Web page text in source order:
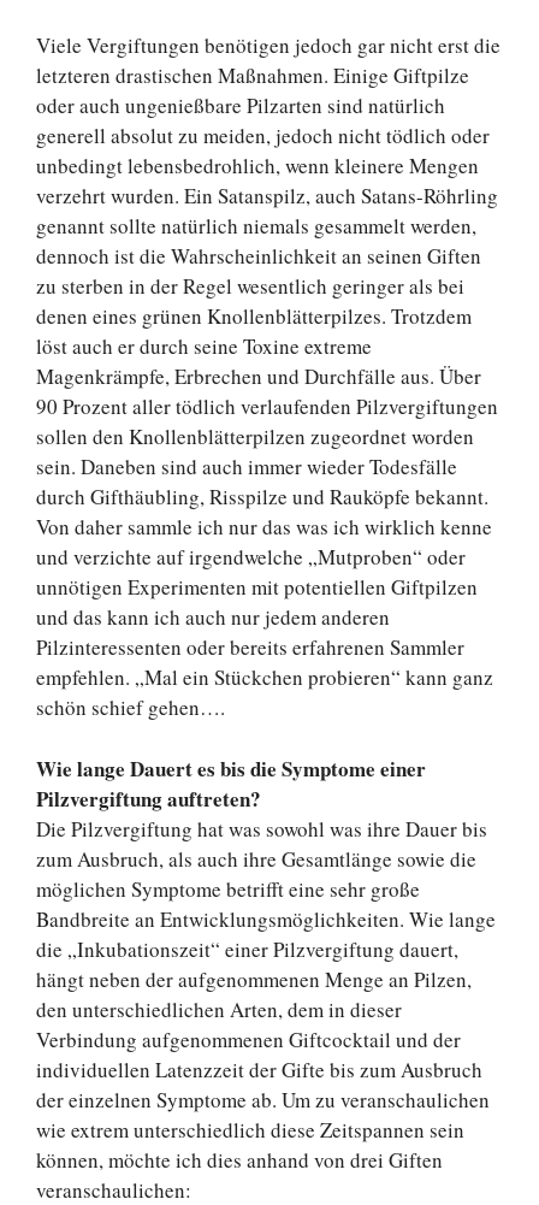
Viele Vergiftungen benötigen jedoch gar nicht erst die
letzteren drastischen Maßnahmen. Einige Giftpilze
oder auch ungenießbare Pilzarten sind natürlich
generell absolut zu meiden, jedoch nicht tödlich oder
unbedingt lebensbedrohlich, wenn kleinere Mengen
verzehrt wurden. Ein Satanspilz, auch Satans-Röhrling
genannt sollte natürlich niemals gesammelt werden,
dennoch ist die Wahrscheinlichkeit an seinen Giften
zu sterben in der Regel wesentlich geringer als bei
denen eines grünen Knollenblätterpilzes. Trotzdem
löst auch er durch seine Toxine extreme
Magenkrämpfe, Erbrechen und Durchfälle aus. Über
90 Prozent aller tödlich verlaufenden Pilzvergiftungen
sollen den Knollenblätterpilzen zugeordnet worden
sein. Daneben sind auch immer wieder Todesfälle
durch Gifthäubling, Risspilze und Rauköpfe bekannt.
Von daher sammle ich nur das was ich wirklich kenne
und verzichte auf irgendwelche „Mutproben“ oder
unnötigen Experimenten mit potentiellen Giftpilzen
und das kann ich auch nur jedem anderen
Pilzinteressenten oder bereits erfahrenen Sammler
empfehlen. „Mal ein Stückchen probieren“ kann ganz
schön schief gehen….
Wie lange Dauert es bis die Symptome einer
Pilzvergiftung auftreten?
Die Pilzvergiftung hat was sowohl was ihre Dauer bis
zum Ausbruch, als auch ihre Gesamtlänge sowie die
möglichen Symptome betrifft eine sehr große
Bandbreite an Entwicklungsmöglichkeiten. Wie lange
die „Inkubationszeit“ einer Pilzvergiftung dauert,
hängt neben der aufgenommenen Menge an Pilzen,
den unterschiedlichen Arten, dem in dieser
Verbindung aufgenommenen Giftcocktail und der
individuellen Latenzzeit der Gifte bis zum Ausbruch
der einzelnen Symptome ab. Um zu veranschaulichen
wie extrem unterschiedlich diese Zeitspannen sein
können, möchte ich dies anhand von drei Giften
veranschaulichen: